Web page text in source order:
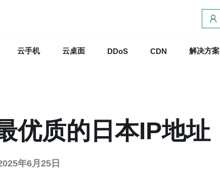
云手机 云桌面 DDoS CDN 解决方案
优质的日本IP地址
年6月25日